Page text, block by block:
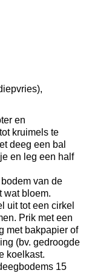
en
kruimels te
deeg een bal
en leg een half
van de
wat bloem.
uit tot een cirkel
Prik met een
met bakpapier of
(bv. gedroogde
koelkast.
15